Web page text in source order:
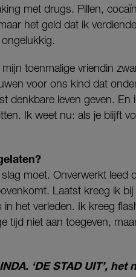
met drugs. Pillen,
het geld dat ik
toenmalige vriendin
voor ons kind dat
denkbare leven geven. En
Ik weet nu: als je blijft
moet. Onverwerkt leed
Laatst kreeg ik
het verleden. Ik kreeg
tijd niet aan toegeven,
‘DE STAD UIT’,